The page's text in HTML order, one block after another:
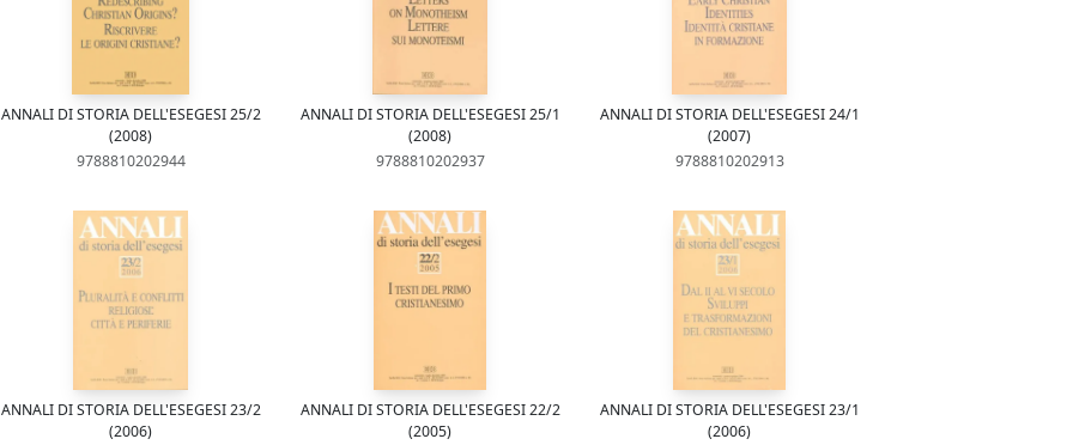
ANNALI DI STORIA DELL'ESEGESI 25/2
(2008)
9788810202944
ANNALI DI STORIA DELL'ESEGESI 25/1
(2008)
9788810202937
ANNALI DI STORIA DELL'ESEGESI 24/1
(2007)
9788810202913
ANNALI DI STORIA DELL'ESEGESI 23/2
(2006)
ANNALI DI STORIA DELL'ESEGESI 22/2
(2005)
ANNALI DI STORIA DELL'ESEGESI 23/1
(2006)